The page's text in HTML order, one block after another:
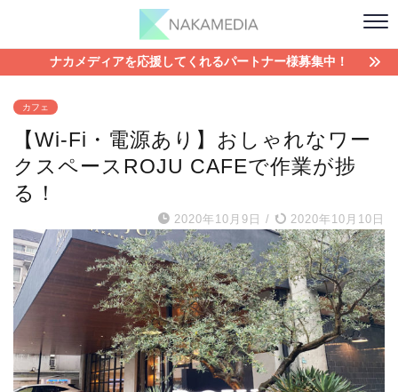
ナカメディアを応援してくれるパートナー様募集中！
カフェ
【Wi-Fi・電源あり】おしゃれなワー
クスペースROJU CAFEで作業が捗
る！
2020年10月9日 / 2020年10月10日